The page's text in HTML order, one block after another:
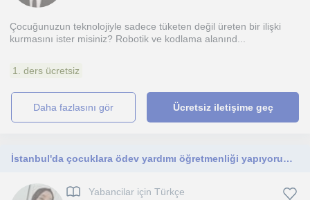
Çocuğunuzun teknolojiyle sadece tüketen değil üreten bir ilişki
kurmasını ister misiniz? Robotik ve kodlama alanınd...
1. ders ücretsiz
daha fazlasını gör Ücretsiz iletişime geç
İstanbul'da çocuklara ödev yardımı öğretmenliği yapıyorum. Genel olarak ilkokul öğrencilerine ödev yardım öğretmenliği yapıyorum.
Yabancilar için Türkçe